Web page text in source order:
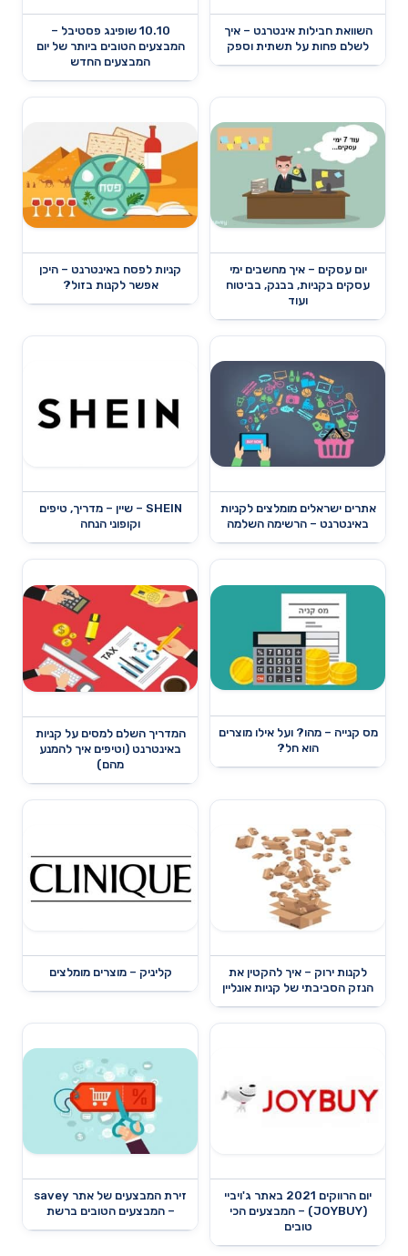
השוואת חבילות אינטרנט – איך
לשלם פחות על תשתית וספק
10.10 שופינג פסטיבל –
המבצעים הטובים ביותר של יום
המבצעים החדש
יום עסקים – איך מחשבים ימי
עסקים בקניות, בבנק, בביטוח
ועוד
קניות לפסח באינטרנט – היכן
אפשר לקנות בזול?
אתרים ישראלים מומלצים לקניות
באינטרנט – הרשימה השלמה
SHEIN – שיין – מדריך, טיפים
וקופוני הנחה
מס קנייה – מהו? ועל אילו מוצרים
הוא חל?
המדריך השלם למסים על קניות
באינטרנט (וטיפים איך להמנע
מהם)
לקנות ירוק – איך להקטין את
הנזק הסביבתי של קניות אונליין
קליניק – מוצרים מומלצים
יום הרווקים 2021 באתר ג'ויביי
(JOYBUY) – המבצעים הכי
טובים
זירת המבצעים של אתר savey
– המבצעים הטובים ברשת